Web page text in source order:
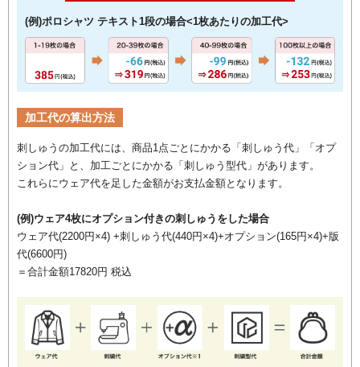
(例)ポロシャツ テキスト1段の場合<1枚あたりの加工代>
加工代の算出方法
刺しゅうの加工代には、商品1点ごとにかかる「刺しゅう代」「オプ
ション代」と、加工ごとにかかる「刺しゅう型代」があります。
これらにウェア代を足した金額がお支払金額となります。
(例)ウェア4枚にオプション付きの刺しゅうをした場合
ウェア代(2200円×4) +刺しゅう代(440円×4)+オプション(165円×4)+版
代(6600円)
＝合計金額17820円 税込